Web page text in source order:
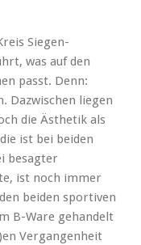
Siegen-
was auf den
passt. Denn:
Dazwischen liegen
die Ästhetik als
ist bei beiden
besagter
ist noch immer
beiden sportiven
B-Ware gehandelt
Vergangenheit